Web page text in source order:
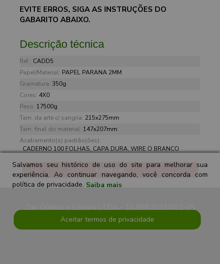
EVITE ERROS, SIGA AS INSTRUÇÕES DO
GABARITO ABAIXO.
Descrição técnica
Ref.: CADD5
Papel/Material: PAPEL PARANA 2MM
Gramatura: 350g
Cores: 4X0
Peso: 17500g
Tam. da arte c/ sangria: 215x275mm
Tam. final do material: 147x207mm
Acabamento(s) padrão(ões):
CADERNO 100 FOLHAS, CAPA DURA, WIRE O BRANCO
Comprar
Zap Gráfica e Editora LTDA - 10.588.201/0001-05
Salvamos seu histórico de uso do site para melhorar sua
experiência. Ao continuar navegando, você concorda com
política de privacidade. Saiba mais
Aceitar termos de privacidade